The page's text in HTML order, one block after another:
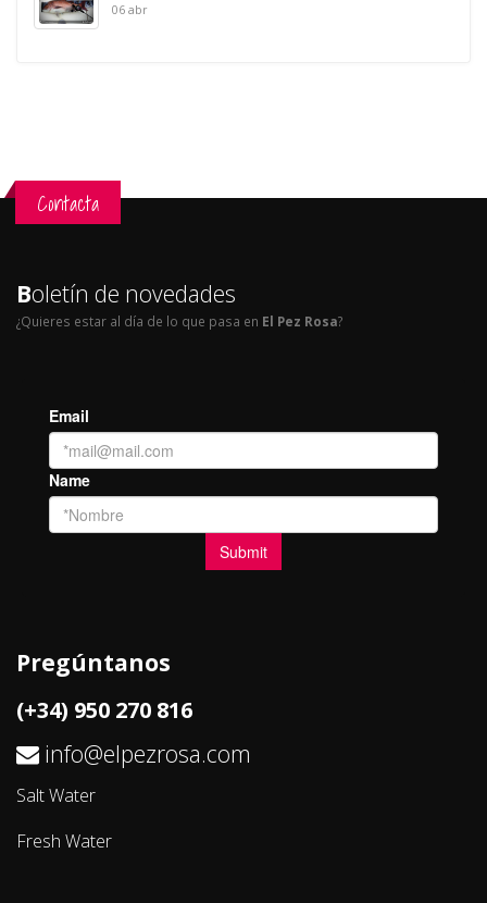
06 abr
Contacta
Boletín de novedades
¿Quieres estar al día de lo que pasa en El Pez Rosa?
Pregúntanos
(+34) 950 270 816
info@elpezrosa.com
Salt Water
Fresh Water